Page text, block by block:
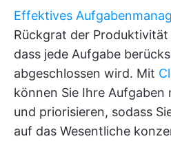
Effektives
Rückgrat der
dass jede Aufgabe
abgeschlossen wird. Mit
können Sie Ihre Aufgaben
und priorisieren, sodass
auf das Wesentliche